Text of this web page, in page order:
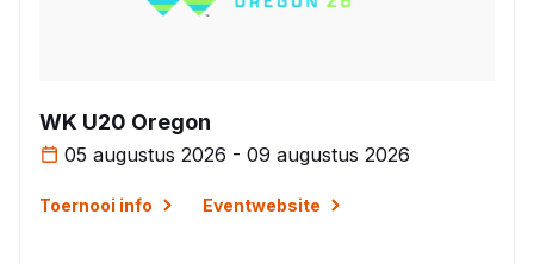
WK U20 Oregon
05 augustus 2026 - 09 augustus 2026
Toernooi info Eventwebsite